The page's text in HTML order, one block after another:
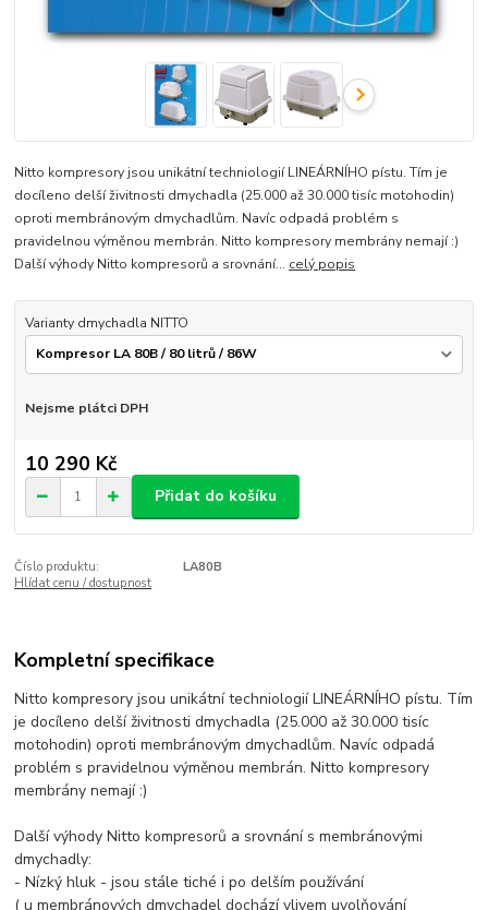
Nitto kompresory jsou unikátní techniologií LINEÁRNÍHO pístu. Tím je
docíleno delší živitnosti dmychadla (25.000 až 30.000 tisíc motohodin)
oproti membránovým dmychadlům. Navíc odpadá problém s
pravidelnou výměnou membrán. Nitto kompresory membrány nemají :)
Další výhody Nitto kompresorů a srovnání... celý popis
Varianty dmychadla NITTO
Nejsme plátci DPH
10 290 Kč
Přidat do košíku
Číslo produktu:
LA80B
Hlídat cenu / dostupnost
Kompletní specifikace
Nitto kompresory jsou unikátní techniologií LINEÁRNÍHO pístu. Tím
je docíleno delší živitnosti dmychadla (25.000 až 30.000 tisíc
motohodin) oproti membránovým dmychadlům. Navíc odpadá
problém s pravidelnou výměnou membrán. Nitto kompresory
membrány nemají :)
Další výhody Nitto kompresorů a srovnání s membránovými
dmychadly:
- Nízký hluk - jsou stále tiché i po delším používání
( u membránových dmychadel dochází vlivem uvolňování